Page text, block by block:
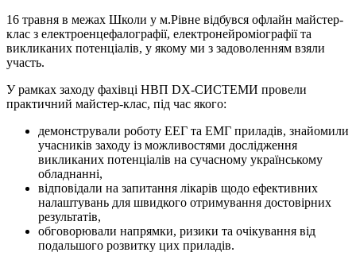
16 травня в межах Школи у м.Рівне відбувся офлайн майстер-
клас з електроенцефалографії, електронейроміографії та
викликаних потенціалів, у якому ми з задоволенням взяли
участь.
У рамках заходу фахівці НВП DX-СИСТЕМИ провели
практичний майстер-клас, під час якого:
демонстрували роботу ЕЕГ та ЕМГ приладів, знайомили
учасників заходу із можливостями дослідження
викликаних потенціалів на сучасному українському
обладнанні,
відповідали на запитання лікарів щодо ефективних
налаштувань для швидкого отримування достовірних
результатів,
обговорювали напрямки, ризики та очікування від
подальшого розвитку цих приладів.